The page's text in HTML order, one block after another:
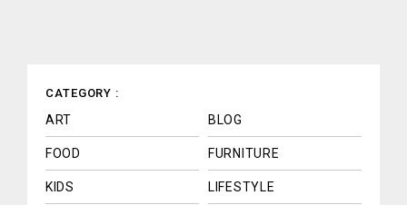
CATEGORY :
ART BLOG
FOOD FURNITURE
KIDS LIFESTYLE